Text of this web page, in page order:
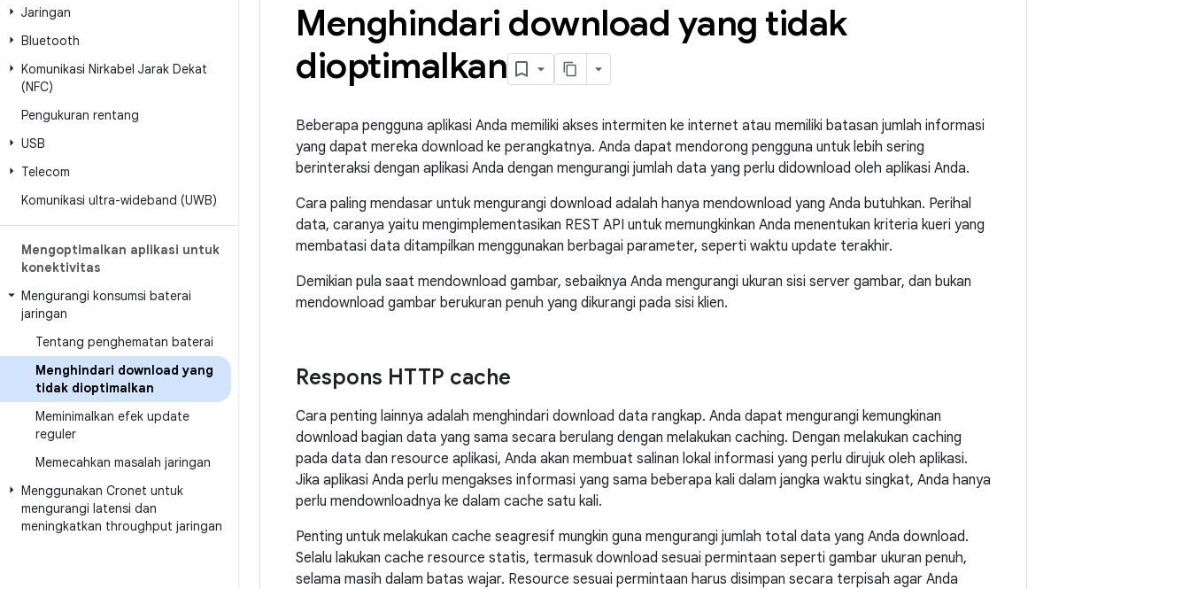
Jaringan
Bluetooth
Komunikasi Nirkabel Jarak Dekat
(NFC)
Pengukuran rentang
USB
Telecom
Komunikasi ultra-wideband (UWB)
Mengoptimalkan aplikasi untuk
konektivitas
Mengurangi konsumsi baterai
jaringan
Tentang penghematan baterai
Menghindari download yang
tidak dioptimalkan
Meminimalkan efek update
reguler
Memecahkan masalah jaringan
Menggunakan Cronet untuk
mengurangi latensi dan
meningkatkan throughput jaringan
Menghindari download yang tidak
dioptimalkan
Beberapa pengguna aplikasi Anda memiliki akses intermiten ke internet atau memiliki batasan jumlah informasi
yang dapat mereka download ke perangkatnya. Anda dapat mendorong pengguna untuk lebih sering
berinteraksi dengan aplikasi Anda dengan mengurangi jumlah data yang perlu didownload oleh aplikasi Anda.
Cara paling mendasar untuk mengurangi download adalah hanya mendownload yang Anda butuhkan. Perihal
data, caranya yaitu mengimplementasikan REST API untuk memungkinkan Anda menentukan kriteria kueri yang
membatasi data ditampilkan menggunakan berbagai parameter, seperti waktu update terakhir.
Demikian pula saat mendownload gambar, sebaiknya Anda mengurangi ukuran sisi server gambar, dan bukan
mendownload gambar berukuran penuh yang dikurangi pada sisi klien.
Respons HTTP cache
Cara penting lainnya adalah menghindari download data rangkap. Anda dapat mengurangi kemungkinan
download bagian data yang sama secara berulang dengan melakukan caching. Dengan melakukan caching
pada data dan resource aplikasi, Anda akan membuat salinan lokal informasi yang perlu dirujuk oleh aplikasi.
Jika aplikasi Anda perlu mengakses informasi yang sama beberapa kali dalam jangka waktu singkat, Anda hanya
perlu mendownloadnya ke dalam cache satu kali.
Penting untuk melakukan cache seagresif mungkin guna mengurangi jumlah total data yang Anda download.
Selalu lakukan cache resource statis, termasuk download sesuai permintaan seperti gambar ukuran penuh,
selama masih dalam batas wajar. Resource sesuai permintaan harus disimpan secara terpisah agar Anda